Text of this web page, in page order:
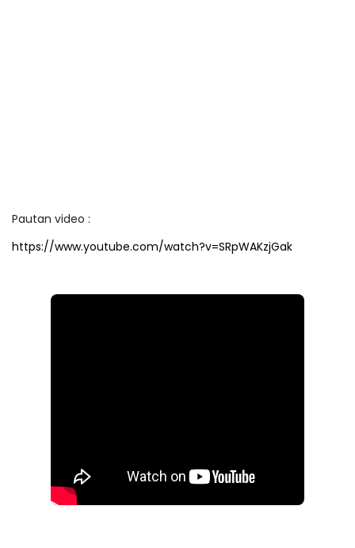
Pautan video :
https://www.youtube.com/watch?v=SRpWAKzjGak